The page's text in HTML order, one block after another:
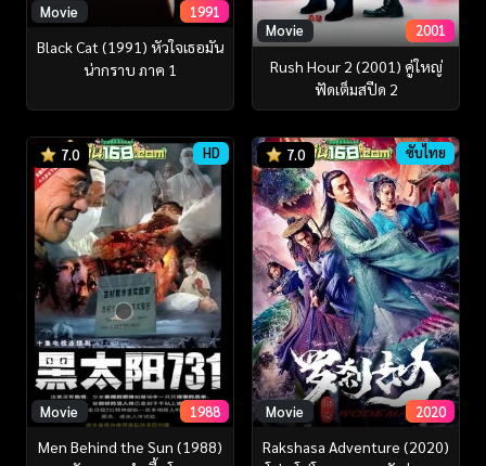
Movie 1991
Black Cat (1991) หัวใจเธอมัน
น่ากราบ ภาค 1
Movie 2001
Rush Hour 2 (2001) คู่ใหญ่
ฟัดเต็มสปีด 2
7.0 HD
Movie 1988
Men Behind the Sun (1988)
7.0 ซับไทย
Movie 2020
Rakshasa Adventure (2020)